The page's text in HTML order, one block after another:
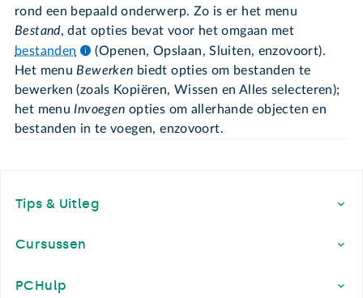
rond een bepaald onderwerp. Zo is er het menu
Bestand, dat opties bevat voor het omgaan met
bestanden
(Openen, Opslaan, Sluiten, enzovoort).
Het menuBewerken biedt opties om bestanden te
bewerken (zoals Kopiëren, Wissen en Alles selecteren);
het menuInvoegen opties om allerhande objecten en
bestanden in te voegen, enzovoort.
Tips & Uitleg
Cursussen
PCHulp